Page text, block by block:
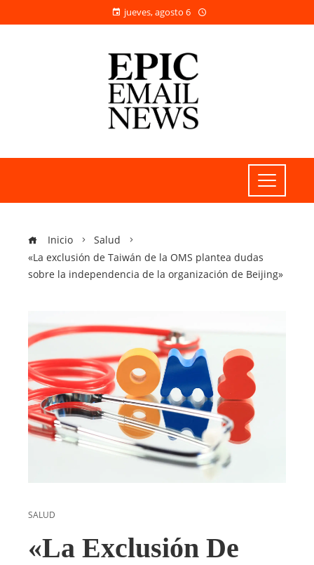
jueves, agosto 6
Inicio
Salud
«La exclusión de Taiwán de la OMS plantea dudas
sobre la independencia de la organización de Beijing»
SALUD
«La Exclusión De